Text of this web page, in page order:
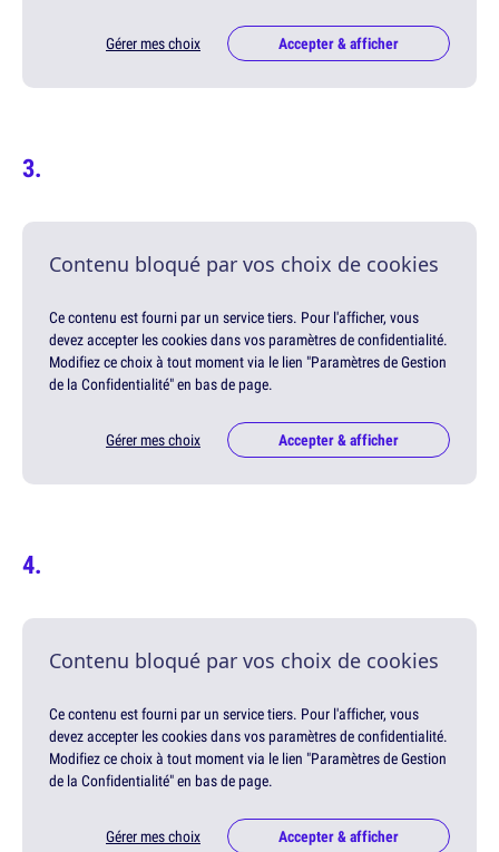
Gérer mes choix Accepter & afficher
Contenu bloqué par vos choix de cookies
Ce contenu est fourni par un service tiers. Pour l'afficher, vous
devez accepter les cookies dans vos paramètres de confidentialité.
Modifiez ce choix à tout moment via le lien "Paramètres de Gestion
de la Confidentialité" en bas de page.
Gérer mes choix Accepter & afficher
Contenu bloqué par vos choix de cookies
Ce contenu est fourni par un service tiers. Pour l'afficher, vous
devez accepter les cookies dans vos paramètres de confidentialité.
Modifiez ce choix à tout moment via le lien "Paramètres de Gestion
de la Confidentialité" en bas de page.
Gérer mes choix Accepter & afficher